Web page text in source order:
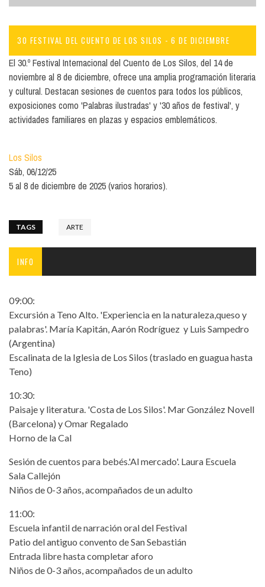
30 FESTIVAL DEL CUENTO DE LOS SILOS - 6 DE DICIEMBRE
El 30.º Festival Internacional del Cuento de Los Silos, del 14 de
noviembre al 8 de diciembre, ofrece una amplia programación literaria
y cultural. Destacan sesiones de cuentos para todos los públicos,
exposiciones como 'Palabras ilustradas' y '30 años de festival', y
actividades familiares en plazas y espacios emblemáticos.
Los Silos
Sáb, 06/12/25
5 al 8 de diciembre de 2025 (varios horarios).
TAGS ARTE
INFO
09:00:
Excursión a Teno Alto. 'Experiencia en la naturaleza,queso y
palabras'. María Kapitán, Aarón Rodríguez y Luis Sampedro
(Argentina)
Escalinata de la Iglesia de Los Silos (traslado en guagua hasta
Teno)
10:30:
Paisaje y literatura. 'Costa de Los Silos'. Mar González Novell
(Barcelona) y Omar Regalado
Horno de la Cal
Sesión de cuentos para bebés.'Al mercado'. Laura Escuela
Sala Callejón
Niños de 0-3 años, acompañados de un adulto
11:00:
Escuela infantil de narración oral del Festival
Patio del antiguo convento de San Sebastián
Entrada libre hasta completar aforo
Niños de 0-3 años, acompañados de un adulto